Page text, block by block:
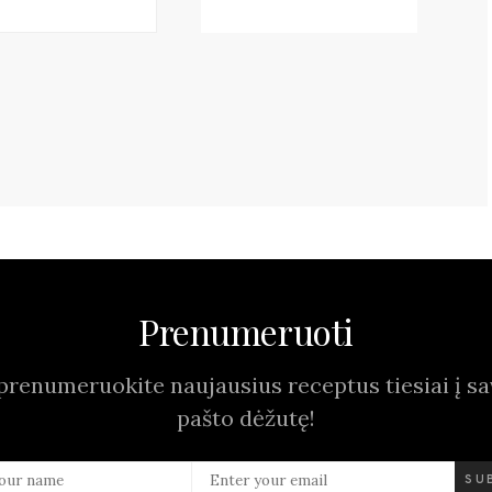
Prenumeruoti
naujausius receptus tiesiai į
pašto dėžutę!